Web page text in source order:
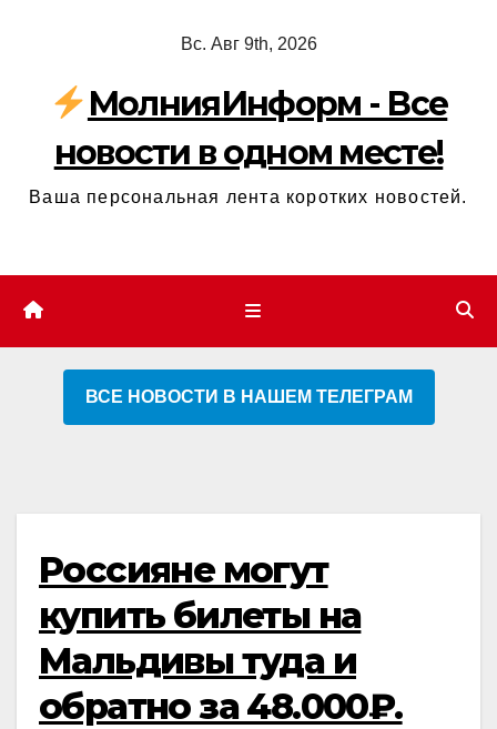
содержимому
Вс. Авг 9th, 2026
МолнияИнформ - Все
новости в одном месте!
Ваша персональная лента коротких новостей.
ВСЕ НОВОСТИ В НАШЕМ ТЕЛЕГРАМ
Россияне могут
купить билеты на
Мальдивы туда и
обратно за 48.000₽.